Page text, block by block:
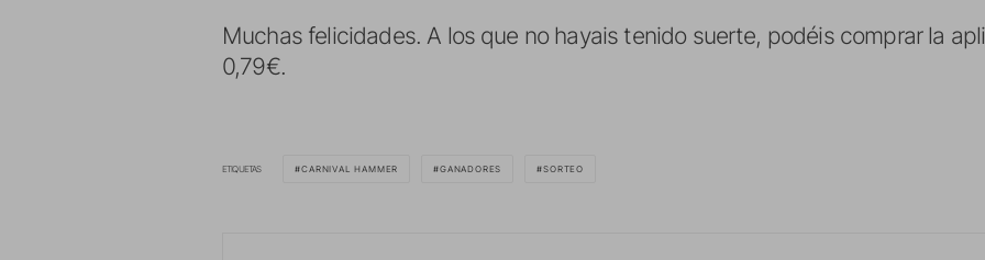
Muchas felicidades. A los que no hayais tenido suerte, podéis comprar la
0,79€.
ETIQUETAS CARNIVAL HAMMER GANADORES SORTEO